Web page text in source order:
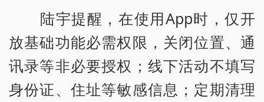
陆宇提醒，在使用App时，仅开
放基础功能必需权限，关闭位置、通
讯录等非必要授权；线下活动不填写
身份证、住址等敏感信息；定期清理